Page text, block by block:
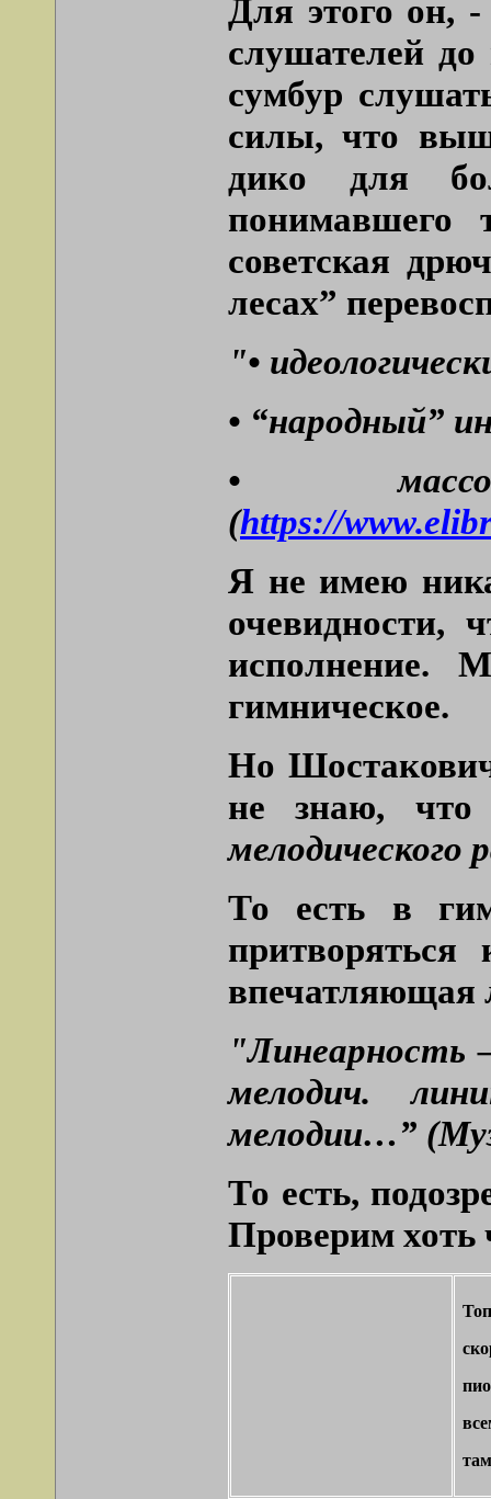
Для этого он,
слушателей до
сумбур
силы, что
дико для
понимавшего
советская
лесах”
"•
• “народный”
•
(https://
Я не имею
очевидности,
исполнение.
гимническое.
Но
не знаю, что
То есть в
впечатляющая
"Линеарность
мелодич.
мелодии…”
То есть,
Проверим хоть